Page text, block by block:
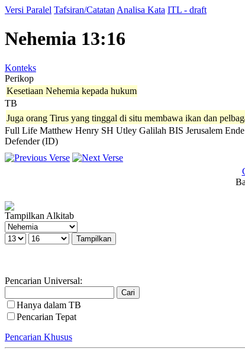
Versi Paralel Tafsiran/Catatan Analisa Kata ITL - draft
Nehemia 13:16
Konteks
Perikop
Kesetiaan Nehemia kepada hukum
TB
Juga orang Tirus yang tinggal di situ membawa ikan dan
Full Life Matthew Henry SH Utley Galilah BIS Jerusalem Ende
Defender (ID)
Tampilkan Alkitab
Pencarian Universal:
Hanya dalam TB
Pencarian Tepat
Pencarian Khusus